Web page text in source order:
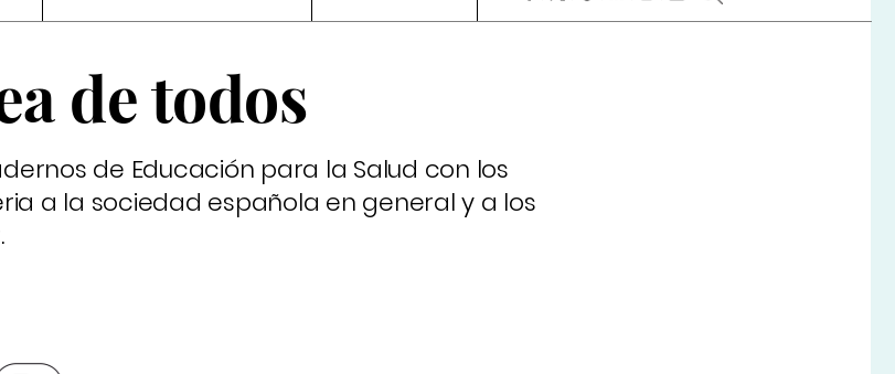
de todos
de Educación para la Salud con los
a la sociedad española en general y a los